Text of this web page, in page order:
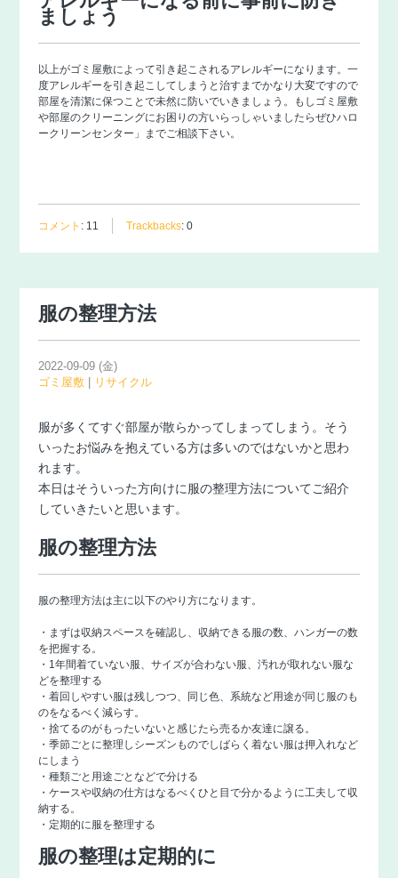
ましょう
以上がゴミ屋敷によって引き起こされるアレルギーになります。一
度アレルギーを引き起こしてしまうと治すまでかなり大変ですので
部屋を清潔に保つことで未然に防いでいきましょう。もしゴミ屋敷
や部屋のクリーニングにお困りの方いらっしゃいましたらぜひハロ
ークリーンセンター 」までご相談下さい。
コメント : 11 Trackbacks: 0
服の整理方法
2022-09-09 (金)
ゴミ屋敷| リサイクル
服が多くてすぐ部屋が散らかってしまってしまう。そう
いったお悩みを抱えている方は多いのではないかと思わ
れます。
本日はそういった方向けに服の整理方法についてご紹介
していきたいと思います。
服の整理方法
服の整理方法は主に以下のやり方になります。
・まずは収納スペースを確認し、収納できる服の数、ハンガーの数
を把握する。
・1年間着ていない服、サイズが合わない服、汚れが取れない服な
どを整理する
・着回しやすい服は残しつつ、同じ色、系統など用途が同じ服のも
のをなるべく減らす。
・捨てるのがもったいないと感じたら売るか友達に譲る。
・季節ごとに整理しシーズンものでしばらく着ない服は押入れなど
にしまう
・種類ごと用途ごとなどで分ける
・ケースや収納の仕方はなるべくひと目で分かるように工夫して収
納する。
・定期的に服を整理する
服の整理は定期的に